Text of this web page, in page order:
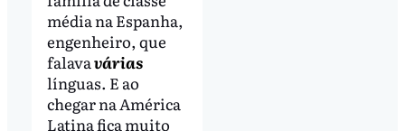
média na Espanha,
engenheiro, que
falavavárias
línguas. E ao
chegar na América
Latina fica muito